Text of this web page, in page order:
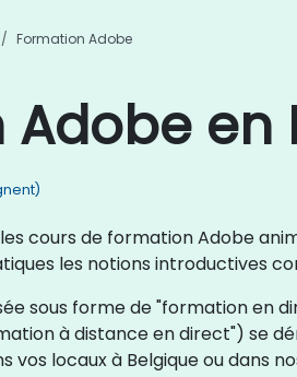
Formation Adobe
en
les cours de formation Adobe
les notions introductives
sous forme de "formation en
à distance en direct") se
vos locaux à Belgique ou dans